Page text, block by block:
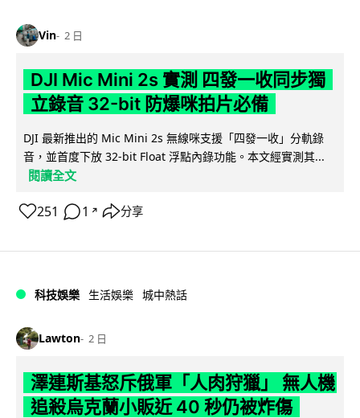
Vin 2 日
DJI Mic Mini 2s 實測 四發一收同步獨
立錄音 32-bit 防爆咪拍片必備
DJI 最新推出的 Mic Mini 2s 無線咪支援「四發一收」分軌錄
音，並首度下放 32-bit Float 浮點內錄功能。本文經實測其...
閱讀全文
251 1 ↗ 分享
科技娛樂 生活娛樂 城中熱話
Lawton 2 日
澤連斯基怒斥俄軍「人肉狩獵」 無人機
追殺烏克蘭小販近 40 秒仍被炸傷